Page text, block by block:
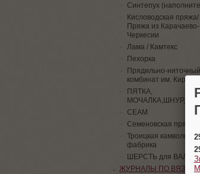
Синтепух
Кисловодская пряжа/
Пряжа из Карачаево-
Черкесии
Лама / Камтекс
Пехорка
Прядильно-ниточный
комбинат им. Кирова
ПЯТКА,
СЕАМ
Семеновская пряжа
Троицкая камвольная
фабрика
ШЕРСТЬ для
ЖУРНАЛЫ ПО